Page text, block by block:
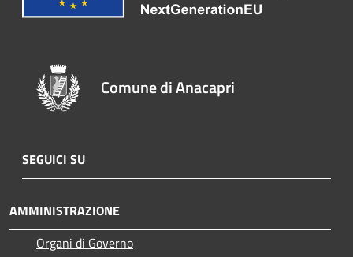
Comune di Anacapri
SEGUICI SU
AMMINISTRAZIONE
Organi di Governo